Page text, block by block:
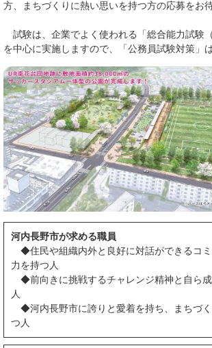
方、まちづくりに熱い思いを持つ方の応募をお
試験は、企業でよく使われる「総合能力試験
を中心に実施しますので、「公務員試験対策」
河内長野市が求める職員
◆住民や組織内外と良好に対話ができるコ
力を持つ人
◆前向きに挑戦するチャレンジ精神と自ら成
人
◆河内長野市に誇りと愛着を持ち、まちづ
つ人